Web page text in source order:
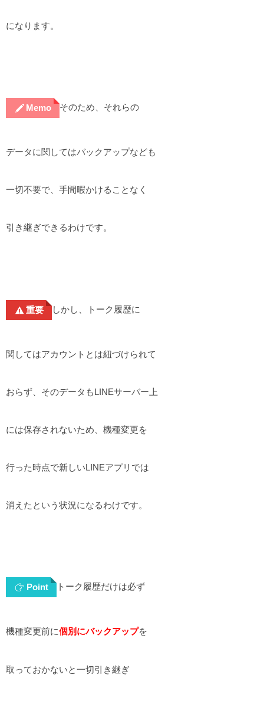
になります。
Memo そのため、それらの
データに関してはバックアップなども
一切不要で、手間暇かけることなく
引き継ぎできるわけです。
重要 しかし、トーク履歴に
関してはアカウントとは紐づけられて
おらず、そのデータもLINEサーバー上
には保存されないため、機種変更を
行った時点で新しいLINEアプリでは
消えたという状況になるわけです。
Point トーク履歴だけは必ず
機種変更前に個別にバックアップを
取っておかないと一切引き継ぎ